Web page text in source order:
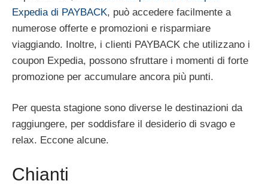
Expedia di PAYBACK, può accedere facilmente a
numerose offerte e promozioni e risparmiare
viaggiando. Inoltre, i clienti PAYBACK che utilizzano i
coupon Expedia, possono sfruttare i momenti di forte
promozione per accumulare ancora più punti.
Per questa stagione sono diverse le destinazioni da
raggiungere, per soddisfare il desiderio di svago e
relax. Eccone alcune.
Chianti